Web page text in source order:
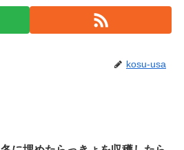
kosu-usa